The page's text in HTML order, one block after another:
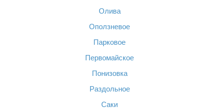
Олива
Оползневое
Парковое
Первомайское
Понизовка
Раздольное
Саки